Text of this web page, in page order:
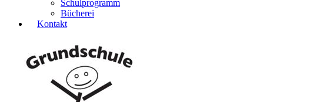
Schulprogramm
Bücherei
Kontakt